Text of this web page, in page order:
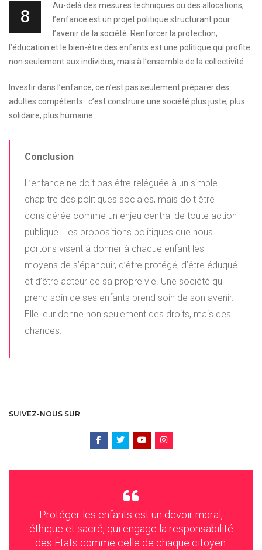
8
Au-delà des mesures techniques ou des allocations,
l’enfance est un projet politique structurant pour
l’avenir de la société. Renforcer la protection,
l’éducation et le bien-être des enfants est une politique qui profite
non seulement aux individus, mais à l’ensemble de la collectivité.
Investir dans l’enfance, ce n’est pas seulement préparer des
adultes compétents : c’est construire une société plus juste, plus
solidaire, plus humaine.
Conclusion
L’enfance ne doit pas être reléguée à un simple
chapitre des politiques sociales, mais doit être
considérée comme un enjeu central de toute action
publique. Les propositions politiques que nous
portons visent à donner à chaque enfant les
moyens de s’épanouir, d’être protégé, d’être éduqué
et d’être acteur de sa propre vie. Une société qui
prend soin de ses enfants prend soin de son avenir.
Elle leur donne non seulement des droits, mais des
chances.
SUIVEZ-NOUS SUR
Protéger les enfants est un devoir moral,
éthique et sacré, qui engage la responsabilité
des États comme celle de chaque citoyen.